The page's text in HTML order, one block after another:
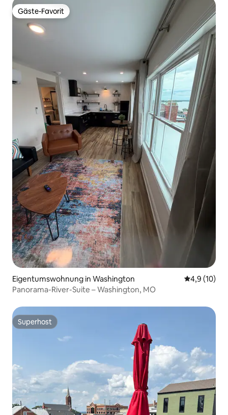
Gäste-Favorit
Gäste-Favorit
Eigentumswohnung in Washington
4,9 (10)
Panorama-River-Suite – Washington, MO
Superhost
Superhost